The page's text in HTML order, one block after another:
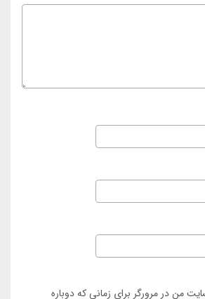
من در مرورگر برای زمانی که دوباره